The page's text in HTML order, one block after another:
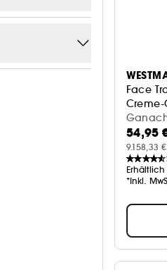
Face
Creme-
54,95
9.158,33
*Inkl.